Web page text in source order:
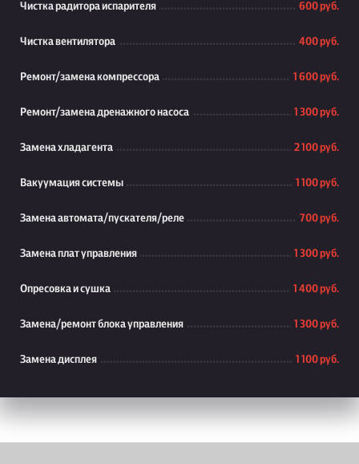
Чистка радитора испарителя 600 руб.
Чистка вентилятора 400 руб.
Ремонт/замена компрессора 1 600 руб.
Ремонт/замена дренажного насоса 1 300 руб.
Замена хладагента 2 100 руб.
Вакуумация системы 1 100 руб.
Замена автомата/пускателя/реле 700 руб.
Замена плат управления 1 300 руб.
Опресовка и сушка 1 400 руб.
Замена/ремонт блока управления 1 300 руб.
Замена дисплея 1 100 руб.